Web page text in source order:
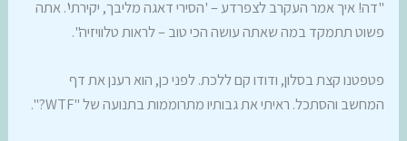
"דה! איך אמר העקרב לצפרדע – 'הסירי דאגה מליבך, יקירתי'. אתה
פשוט תתמקד במה שאתה עושה הכי טוב – לראות טלוויזיה".
פטפטנו קצת בסלון, ודודו קם ללכת. לפני כן, הוא רענן את דף
המחשב והסתכל. ראיתי את גבותיו מתרוממות בתנועה של "WTF?".